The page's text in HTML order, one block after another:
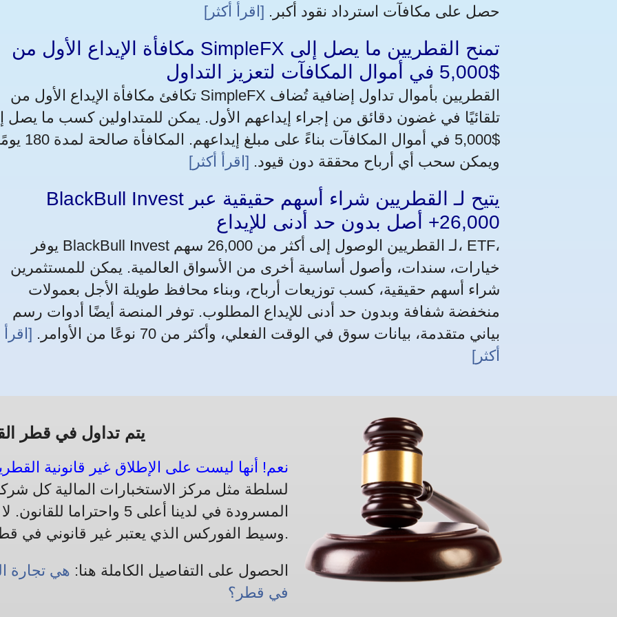
حصل على مكافآت استرداد نقود أكبر. [اقرأ أكثر]
مكافأة الإيداع الأول من SimpleFX تمنح القطريين ما يصل إلى
$5,000 في أموال المكافآت لتعزيز التداول
تكافئ مكافأة الإيداع الأول من SimpleFX القطريين بأموال تداول إضافية تُضاف
تلقائيًا في غضون دقائق من إجراء إيداعهم الأول. يمكن للمتداولين كسب ما يصل
$5,000 في أموال المكافآت بناءً على مبلغ إيداعهم.
ويمكن سحب أي أرباح محققة دون قيود. [اقرأ أكثر]
BlackBull Invest يتيح لـ القطريين شراء أسهم حقيقية عبر
26,000+ أصل بدون حد أدنى للإيداع
يوفر BlackBull Invest لـ القطريين الوصول إلى أكثر من 26,000 سهم، ETF،
خيارات، سندات، وأصول أساسية أخرى من الأسواق العالمية. يمكن للمستثمرين
شراء أسهم حقيقية، كسب توزيعات أرباح، وبناء محافظ طويلة الأجل بعمولات
منخفضة شفافة وبدون حد أدنى للإيداع المطلوب. توفر المنصة أيضًا أدوات رسم
بياني متقدمة، بيانات سوق في الوقت الفعلي، وأكثر من 70 نوعًا من الأوامر.
[اقرأ
أكثر]
يتم تداول في قطر
نعم! أنها ليست على الإطلاق غير قانونية
لسلطة مثل مركز الاستخبارات المالية كل
المسرودة في لدينا أعلى 5
وسيط الفوركس الذي يعتبر غير قانوني في قطر.
الحصول على التفاصيل الكاملة هنا: هي تجارة
في قطر؟